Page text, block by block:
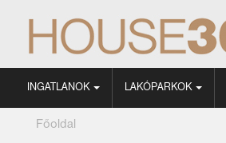
INGATLANOK LAKÓPARKOK
Főoldal